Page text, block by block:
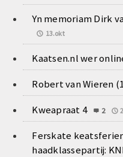
Yn memoriam Dirk
13.okt
Kaatsen.nl wer
Robert van Wieren
Kweapraat 4 2
Ferskate
haadklassepartij: